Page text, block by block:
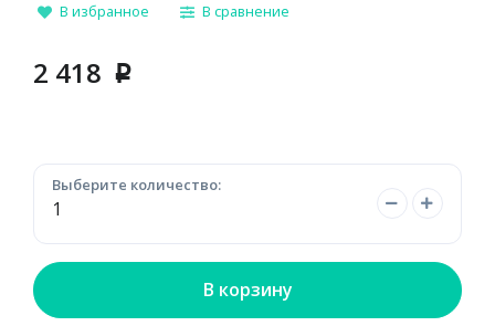
В избранное В сравнение
2 418 p
Выберите количество:
В корзину